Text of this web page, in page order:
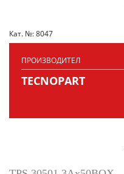
Кат. №: 8047
ПРОИЗВОДИТЕЛ
TECNOPART